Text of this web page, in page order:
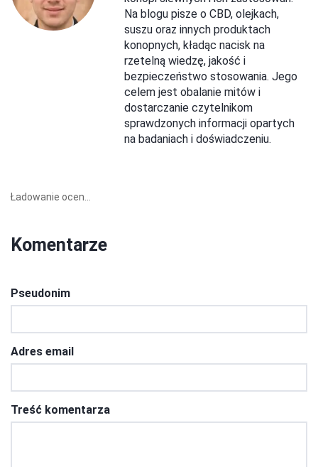
Na blogu pisze o CBD, olejkach,
suszu oraz innych produktach
konopnych, kładąc nacisk na
rzetelną wiedzę, jakość i
bezpieczeństwo stosowania. Jego
celem jest obalanie mitów i
dostarczanie czytelnikom
sprawdzonych informacji opartych
na badaniach i doświadczeniu.
Ładowanie ocen...
Komentarze
Pseudonim
Adres email
Treść komentarza